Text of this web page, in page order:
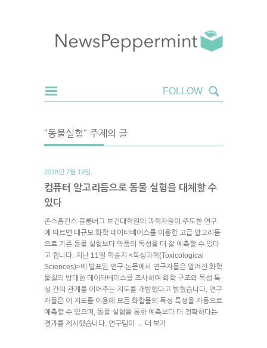
"동물실험" 주제의 글
2018년 7월 19일.
컴퓨터 알고리듬으로 동물 실험을 대체할 수
있다
존스홉킨스 블룸버그 보건대학원의 과학자들이 주도한 연구
에 따르면 대규모 화학 데이터베이스를 이용한 고급 알고리듬
으로 기존 동물 실험보다 약품의 독성을 더 잘 예측할 수 있다
고 합니다. 지난 11일 학술지 <독성과학(Toxicological
Sciences)>에 발표된 연구 논문에서 연구자들은 알려진 화학
물질의 방대한 데이터베이스를 조사하여 화학 구조와 독성 특
성 간의 관계를 이어주는 지도를 개발했다고 밝혔습니다. 연구
자들은 이 지도를 이용해 모든 화합물의 독성 특성을 자동으로
예측할 수 있으며, 동물 실험을 통한 예측보다 더 정확하다는
결과를 제시했습니다. 연구팀이
→ 더 보기